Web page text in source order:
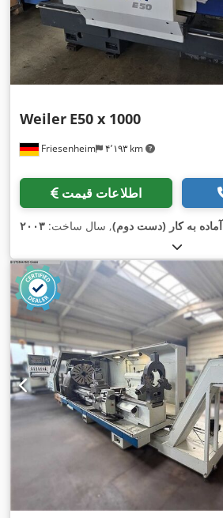
Friesenheim ۴٬۱۹۳ km
Weiler E50 x 1000
اطلاعات قیمت
آماده به کار (دست دوم), سال ساخت: ۲۰۰۳